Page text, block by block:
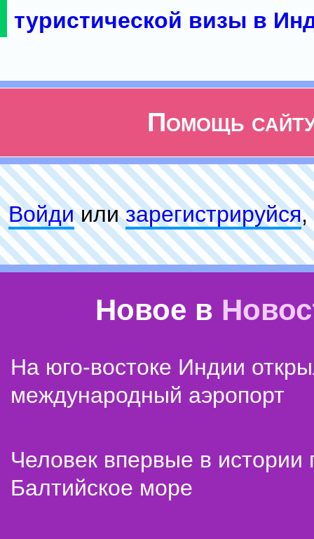
туристической визы в
Помощь
Войдиилизарeгиcтpируйся,
Новое в
На юго-востоке Индии
международный аэропорт
Человек впервые в истории
Балтийское море